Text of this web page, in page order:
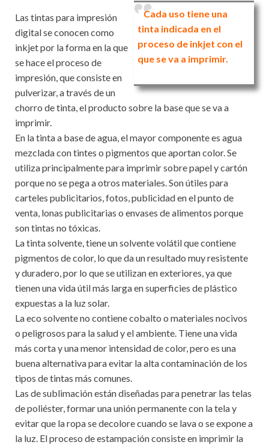
Cada uso tiene una
tinta indicada en el
proceso de inkjet con el
que se va a imprimir.
Las tintas para impresión
digital se conocen como
inkjet por la forma en la que
se hace el proceso de
impresión, que consiste en
pulverizar, a través de un
chorro de tinta, el producto sobre la base que se va a
imprimir.
En la tinta a base de agua, el mayor componente es agua
mezclada con tintes o pigmentos que aportan color. Se
utiliza principalmente para imprimir sobre papel y cartón
porque no se pega a otros materiales. Son útiles para
carteles publicitarios, fotos, publicidad en el punto de
venta, lonas publicitarias o envases de alimentos porque
son tintas no tóxicas.
La tinta solvente, tiene un solvente volátil que contiene
pigmentos de color, lo que da un resultado muy resistente
y duradero, por lo que se utilizan en exteriores, ya que
tienen una vida útil más larga en superficies de plástico
expuestas a la luz solar.
La eco solvente no contiene cobalto o materiales nocivos
o peligrosos para la salud y el ambiente. Tiene una vida
más corta y una menor intensidad de color, pero es una
buena alternativa para evitar la alta contaminación de los
tipos de tintas más comunes.
Las de sublimación están diseñadas para penetrar las telas
de poliéster, formar una unión permanente con la tela y
evitar que la ropa se decolore cuando se lava o se expone a
la luz. El proceso de estampación consiste en imprimir la